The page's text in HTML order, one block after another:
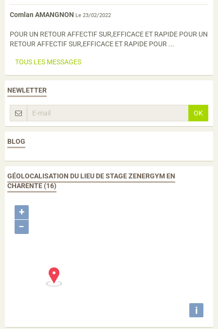
Comlan AMANGNON Le 23/02/2022
POUR UN RETOUR AFFECTIF SUR,EFFICACE ET RAPIDE POUR UN
RETOUR AFFECTIF SUR,EFFICACE ET RAPIDE POUR ...
TOUS LES MESSAGES
NEWLETTER
OK
BLOG
GÉOLOCALISATION DU LIEU DE STAGE ZENERGYM EN
CHARENTE (16)
+
−
i